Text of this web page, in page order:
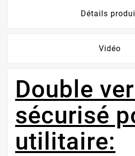
Détails
Vidéo
Double
sécurisé
utilitaire: